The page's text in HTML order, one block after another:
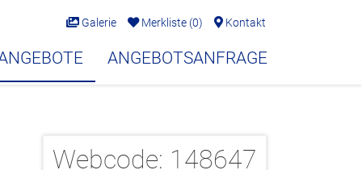
Galerie Merkliste (0) Kontakt
ANGEBOTSANFRAGE
Webcode: 148647